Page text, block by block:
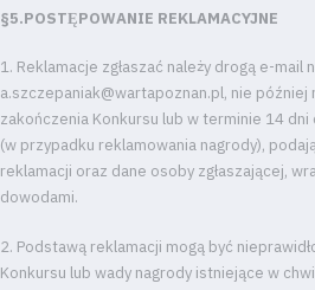
§5.POSTĘPOWANIE REKLAMACYJNE
1. Reklamacje zgłaszać należy drogą e-mail
a.szczepaniak@wartapoznan.pl, nie
zakończenia Konkursu lub w terminie 14
(w przypadku reklamowania nagrody),
reklamacji oraz dane osoby zgłaszającej,
dowodami.
2. Podstawą reklamacji mogą być
Konkursu lub wady nagrody istniejące w